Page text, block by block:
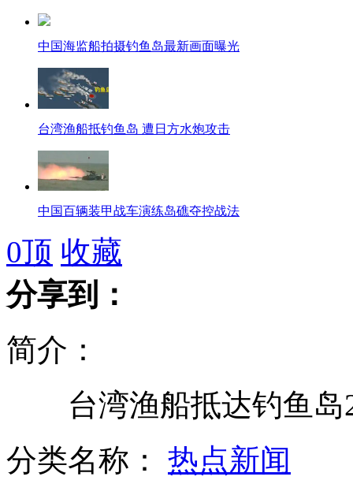
中国海监船拍摄钓鱼岛最新画面曝光
台湾渔船抵钓鱼岛 遭日方水炮攻击
中国百辆装甲战车演练岛礁夺控战法
日本海保发出警告 中国海监船不予理会
台政治民间团体联合发起保钓大游行
0顶 收藏
分享到：
简介：
台湾渔船抵达钓鱼岛
分类名称： 热点新闻